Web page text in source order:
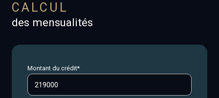
CALCUL
des mensualités
Montant du crédit*